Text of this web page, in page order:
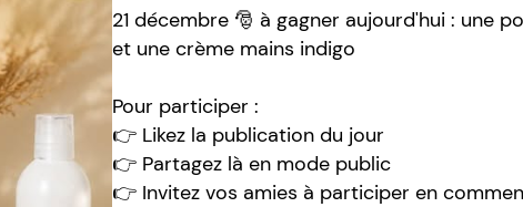
21 décembre 🎅 à gagner aujourd'hui : une
et une crème mains indigo
Pour participer :
👉 Likez la publication du jour
👉 Partagez là en mode public
👉 Invitez vos amies à participer en